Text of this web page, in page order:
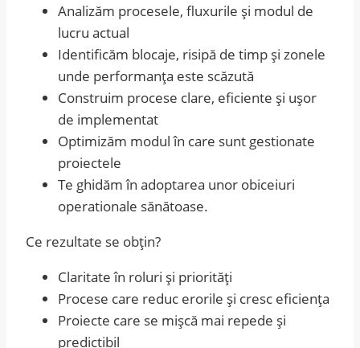
Analizăm procesele, fluxurile și modul de
lucru actual
Identificăm blocaje, risipă de timp și zonele
unde performanța este scăzută
Construim procese clare, eficiente și ușor
de implementat
Optimizăm modul în care sunt gestionate
proiectele
Te ghidăm în adoptarea unor obiceiuri
operationale sănătoase.
Ce rezultate se obțin?
Claritate în roluri și priorități
Procese care reduc erorile și cresc eficiența
Proiecte care se mișcă mai repede și
predictibil